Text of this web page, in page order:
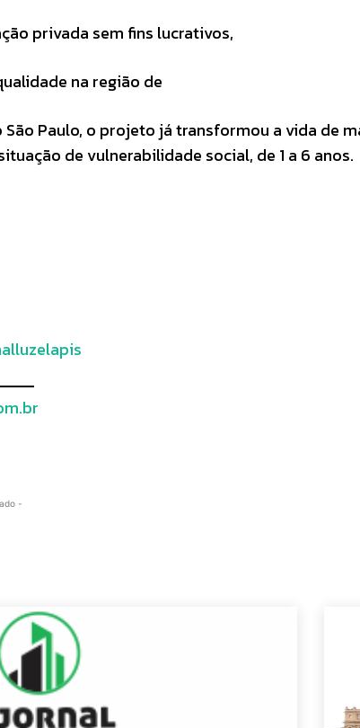
privada sem fins lucrativos,
na região de
Paulo, o projeto já transformou a vida de
de vulnerabilidade social, de 1 a 6 anos.
-